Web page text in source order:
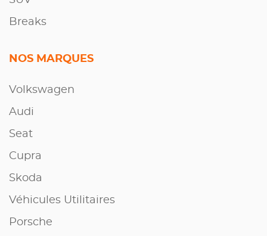
Breaks
NOS MARQUES
Volkswagen
Audi
Seat
Cupra
Skoda
Véhicules Utilitaires
Porsche